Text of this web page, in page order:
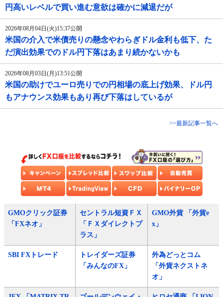
円高いレベルで買い進む意欲は確かに減退だが
2026年08月04日(火)15:37公開
米国の介入で米債売りの懸念やわらぎドル金利も低下、た
だ演出効果でのドル円下落はあまり続かないかも
2026年08月03日(月)13:51公開
米国の助けでユーロ売りでの円相場の底上げ効果、ドル円
もアナウンス効果もあり再び下落はしているが
>>最新記事一覧へ
GMOクリック証券
「FXネオ」
セントラル短資ＦＸ
「ＦＸダイレクトプ
ラス」
GMO外貨 「外貨e
x」
SBI FXトレード
トレイダーズ証券
「みんなのFX」
外為どっとコム
「外貨ネクストネ
オ」